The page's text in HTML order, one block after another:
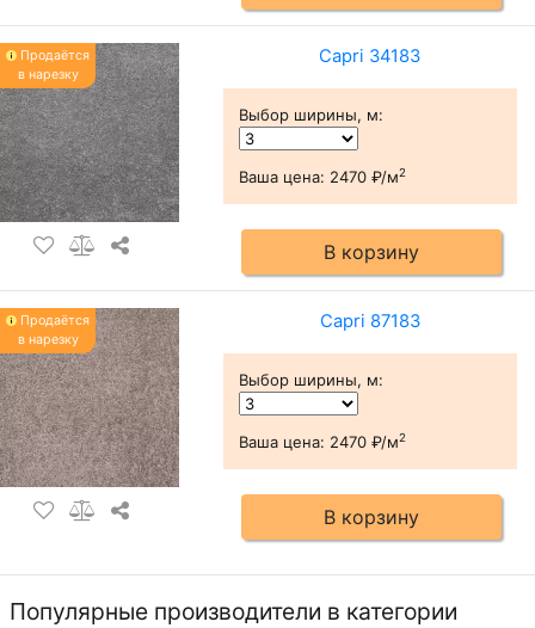
Продаётся
в нарезку
Capri 34183
Выбор ширины, м:
Ваша цена: 2470 ₽/м2
В корзину
Продаётся
в нарезку
Capri 87183
Выбор ширины, м:
Ваша цена: 2470 ₽/м2
В корзину
Популярные производители в категории